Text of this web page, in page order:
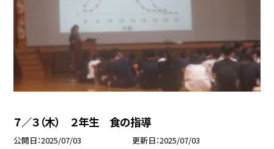
７／３（木） ２年生 食の指導
公開日 2025/07/03 更新日 2025/07/03